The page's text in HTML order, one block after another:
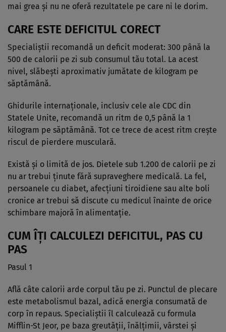
mai grea și nu ne oferă rezultatele pe care ni le dorim.
CARE ESTE DEFICITUL CORECT
Specialiștii recomandă un deficit moderat: 300 până la
500 de calorii pe zi sub consumul tău total. La acest
nivel, slăbești aproximativ jumătate de kilogram pe
săptămână.
Ghidurile internaționale, inclusiv cele ale CDC din
Statele Unite, recomandă un ritm de 0,5 până la 1
kilogram pe săptămână. Tot ce trece de acest ritm crește
riscul de pierdere musculară.
Există și o limită de jos. Dietele sub 1.200 de calorii pe zi
nu ar trebui ținute fără supraveghere medicală. La fel,
persoanele cu diabet, afecțiuni tiroidiene sau alte boli
cronice ar trebui să discute cu medicul înainte de orice
schimbare majoră în alimentație.
CUM ÎȚI CALCULEZI DEFICITUL, PAS CU
PAS
Pasul 1
Află câte calorii arde corpul tău pe zi. Punctul de plecare
este metabolismul bazal, adică energia consumată de
corp în repaus. Specialiștii îl calculează cu formula
Mifflin-St Jeor, pe baza greutății, înălțimii, vârstei și